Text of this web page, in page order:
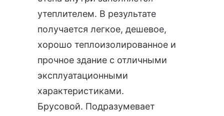
утеплителем. В результате
получается легкое, дешевое,
хорошо теплоизолированное и
прочное здание с отличными
эксплуатационными
характеристиками.
Брусовой. Подразумевает